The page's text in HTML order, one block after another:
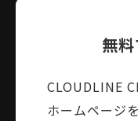
無
CLOUDLINE
ホームページ